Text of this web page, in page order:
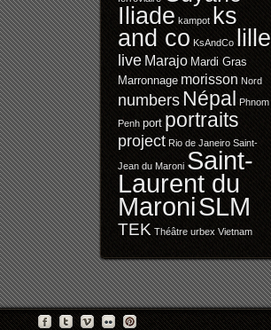
Iliade kampot ks
and co KsAndCo lille
live Marajo Mardi Gras
Marronnage morisson Nord
numbers Népal Phnom
Penh port portraits
project Rio de Janeiro Saint-
Jean du Maroni Saint-
Laurent du
MaroniSLM
TEK Théâtre urbex Vietnam